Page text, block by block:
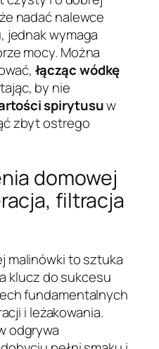
nadać nalewce
jednak wymaga
mocy. Można
łącząc wódkę
by nie
spirytusuw
zbyt ostrego
domowej
filtracja
malinówki to sztuka
klucz do sukcesu
fundamentalnych
i leżakowania.
odgrywa